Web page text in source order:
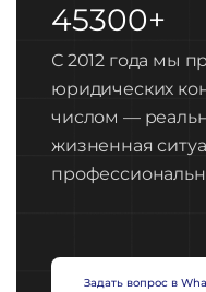
45300+
С 2012 года мы
юридических
числом —
жизненная
Задать вопрос в Wha